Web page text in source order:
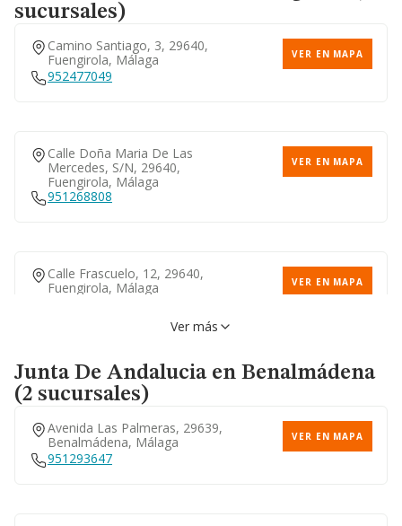
Calle Noe, 3, 29007,
Málaga, Málaga
952318032
952277070
Alameda Principal, 18, 29005,
951038600
Calle Ejido, 3, 29013,
Málaga, Málaga
VER EN MAPA
sucursales)
Camino Santiago, 3, 29640,
Fuengirola, Málaga
VER EN MAPA
952477049
Calle Doña Maria De Las
Mercedes, S/n, 29640,
Fuengirola, Málaga
VER EN MAPA
951268808
Calle Frascuelo, 12, 29640,
Fuengirola, Málaga
VER EN MAPA
Ver más
Junta De Andaluciaen Benalmádena
(2 sucursales)
Avenida Las Palmeras, 29639,
Benalmádena, Málaga
VER EN MAPA
951293647